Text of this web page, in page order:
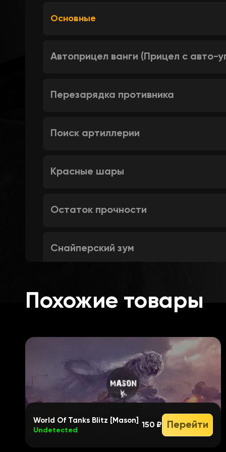
Основные
Автоприцел ванги (Прицел с авто-
Перезарядка противника
Поиск артиллерии
Красные шары
Остаток прочности
Снайперский зум
Авторемонт и огнетушитель
Поваленные деревья
Похожие товары
World Of Tanks Blitz [Mason]
Undetected
150 ₽ Перейти